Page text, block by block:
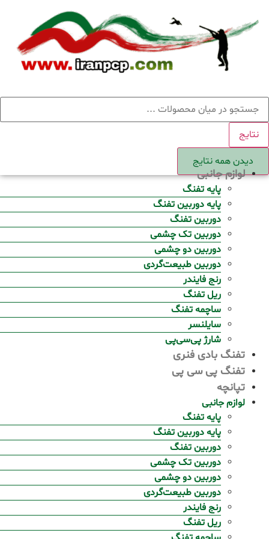
content
جستجو
.
نتایج
دیدن همه نتایج
لوازم جانبی
پایه تفنگ
پایه دوربین تفنگ
دوربین تفنگ
دوربین تک چشمی
دوربین دو چشمی
دوربین طبیعت‌گردی
رنج فایندر
ریل تفنگ
ساچمه تفنگ
سایلنسر
شارژ پی‌سی‌پی
تفنگ بادی فنری
تفنگ پی سی پی
تپانچه
لوازم جانبی
پایه تفنگ
پایه دوربین تفنگ
دوربین تفنگ
دوربین تک چشمی
دوربین دو چشمی
دوربین طبیعت‌گردی
رنج فایندر
ریل تفنگ